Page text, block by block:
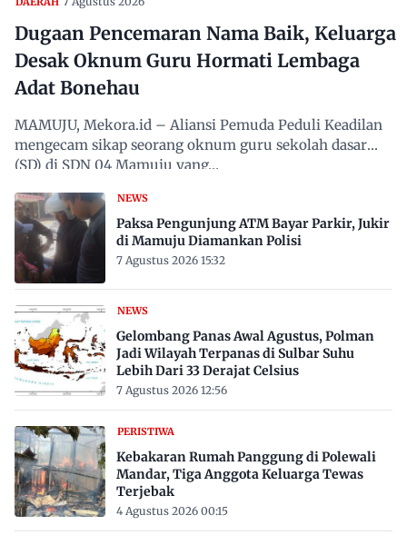
Dugaan Pencemaran Nama Baik, Keluarga
Desak Oknum Guru Hormati Lembaga
Adat Bonehau
MAMUJU, Mekora.id – Aliansi Pemuda Peduli Keadilan
mengecam sikap seorang oknum guru sekolah dasar
(SD) di SDN 04 Mamuju yang…
NEWS
Paksa Pengunjung ATM Bayar Parkir, Jukir
di Mamuju Diamankan Polisi
7 Agustus 2026 15:32
NEWS
Gelombang Panas Awal Agustus, Polman
Jadi Wilayah Terpanas di Sulbar Suhu
Lebih Dari 33 Derajat Celsius
7 Agustus 2026 12:56
PERISTIWA
Kebakaran Rumah Panggung di Polewali
Mandar, Tiga Anggota Keluarga Tewas
Terjebak
4 Agustus 2026 00:15